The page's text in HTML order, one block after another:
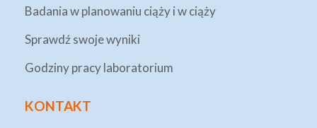
Badania w planowaniu ciąży i w ciąży
Sprawdź swoje wyniki
Godziny pracy laboratorium
KONTAKT